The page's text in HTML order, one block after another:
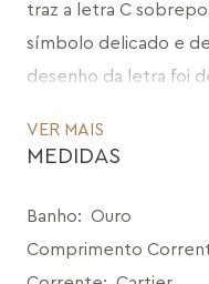
traz a letra C
símbolo delicado e
desenho da letra foi
Com estrutura
como um relicário: a
fecho especial que
VER MAIS
MEDIDAS
Banho: Ouro
Comprimento